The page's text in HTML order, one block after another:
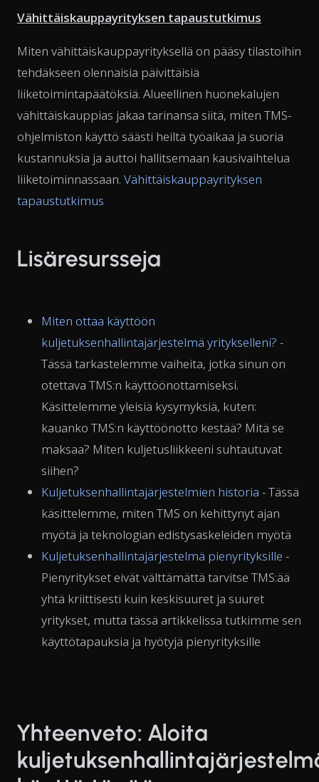
Vähittäiskauppayrityksen tapaustutkimus
Miten vähittäiskauppayrityksellä on pääsy tilastoihin
tehdäkseen olennaisia päivittäisiä
liiketoimintapäätöksiä. Alueellinen huonekalujen
vähittäiskauppias jakaa tarinansa siitä, miten TMS-
ohjelmiston käyttö säästi heiltä työaikaa ja suoria
kustannuksia ja auttoi hallitsemaan kausivaihtelua
liiketoiminnassaan. Vähittäiskauppayrityksen
tapaustutkimus
Lisäresursseja
Miten ottaa käyttöön
kuljetuksenhallintajärjestelmä yritykselleni? -
Tässä tarkastelemme vaiheita, jotka sinun on
otettava TMS:n käyttöönottamiseksi.
Käsittelemme yleisiä kysymyksiä, kuten:
kauanko TMS:n käyttöönotto kestää? Mitä se
maksaa? Miten kuljetusliikkeeni suhtautuvat
siihen?
Kuljetuksenhallintajärjestelmien historia - Tässä
käsittelemme, miten TMS on kehittynyt ajan
myötä ja teknologian edistysaskeleiden myötä
Kuljetuksenhallintajärjestelmä pienyrityksille -
Pienyritykset eivät välttämättä tarvitse TMS:ää
yhtä kriittisesti kuin keskisuuret ja suuret
yritykset, mutta tässä artikkelissa tutkimme sen
käyttötapauksia ja hyötyjä pienyrityksille
Yhteenveto: Aloita